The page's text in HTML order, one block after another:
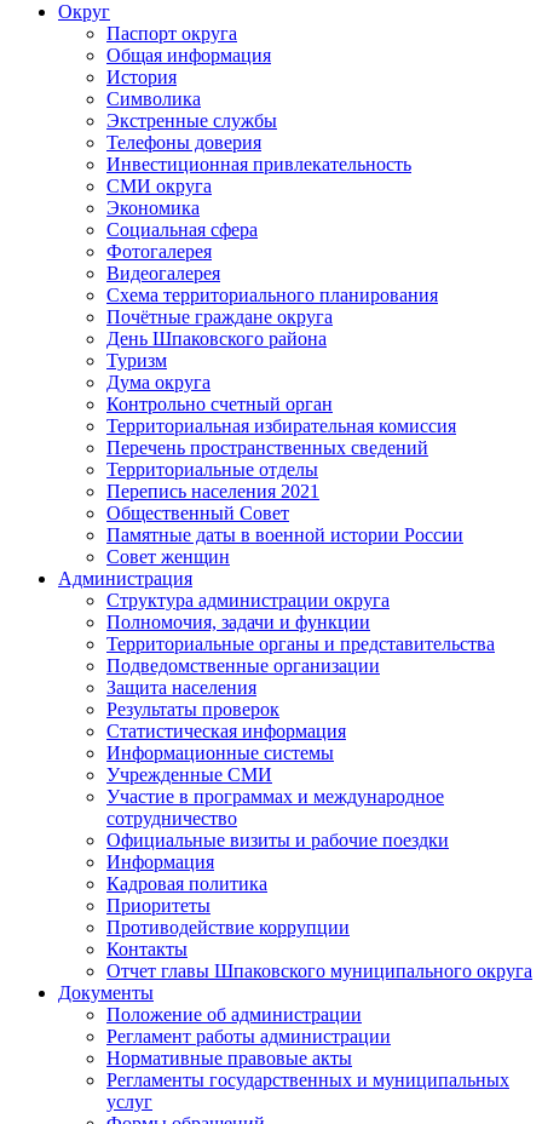
Округ
Паспорт округа
Общая информация
История
Символика
Экстренные службы
Телефоны доверия
Инвестиционная привлекательность
СМИ округа
Экономика
Социальная сфера
Фотогалерея
Видеогалерея
Схема территориального планирования
Почётные граждане округа
День Шпаковского района
Туризм
Дума округа
Контрольно счетный орган
Территориальная избирательная комиссия
Перечень пространственных сведений
Территориальные отделы
Перепись населения 2021
Общественный Совет
Памятные даты в военной истории России
Совет женщин
Администрация
Структура администрации округа
Полномочия, задачи и функции
Территориальные органы и представительства
Подведомственные организации
Защита населения
Результаты проверок
Статистическая информация
Информационные системы
Учрежденные СМИ
Участие в программах и международное
сотрудничество
Официальные визиты и рабочие поездки
Информация
Кадровая политика
Приоритеты
Противодействие коррупции
Контакты
Отчет главы Шпаковского муниципального округа
Документы
Положение об администрации
Регламент работы администрации
Нормативные правовые акты
Регламенты государственных и муниципальных
услуг